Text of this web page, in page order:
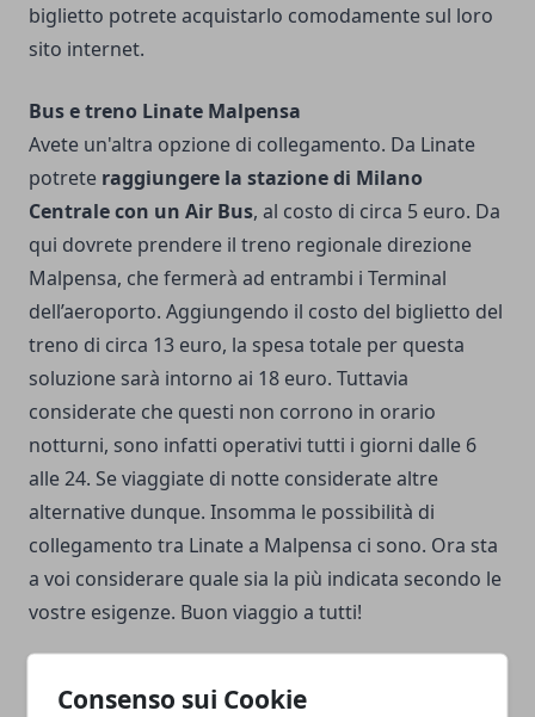
Consenso sui Cookie
biglietto potrete acquistarlo comodamente sul loro
sito internet.
Bus e treno Linate Malpensa
Avete un'altra opzione di collegamento. Da Linate
potrete raggiungere la stazione di Milano
Centrale con un Air Bus, al costo di circa 5 euro. Da
qui dovrete prendere il treno regionale direzione
Malpensa, che fermerà ad entrambi i Terminal
dell’aeroporto. Aggiungendo il costo del biglietto del
treno di circa 13 euro, la spesa totale per questa
soluzione sarà intorno ai 18 euro. Tuttavia
considerate che questi non corrono in orario
notturni, sono infatti operativi tutti i giorni dalle 6
alle 24. Se viaggiate di notte considerate altre
alternative dunque. Insomma le possibilità di
collegamento tra Linate a Malpensa ci sono. Ora sta
a voi considerare quale sia la più indicata secondo le
vostre esigenze. Buon viaggio a tutti!